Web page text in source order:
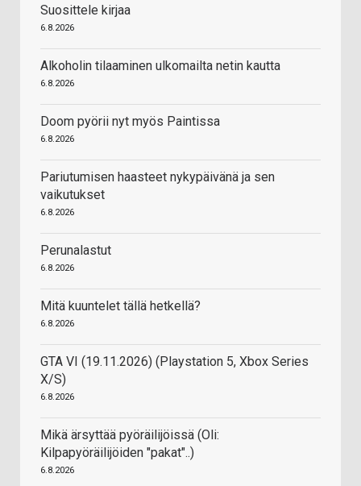
Suosittele kirjaa
6.8.2026
Alkoholin tilaaminen ulkomailta netin kautta
6.8.2026
Doom pyörii nyt myös Paintissa
6.8.2026
Pariutumisen haasteet nykypäivänä ja sen
vaikutukset
6.8.2026
Perunalastut
6.8.2026
Mitä kuuntelet tällä hetkellä?
6.8.2026
GTA VI (19.11.2026) (Playstation 5, Xbox Series
X/S)
6.8.2026
Mikä ärsyttää pyöräilijöissä (Oli:
Kilpapyöräilijöiden "pakat"..)
6.8.2026